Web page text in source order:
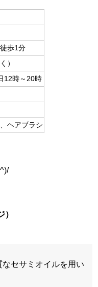
歩1分
）
12時～20時
ヘアブラシ
セサミオイルを用い